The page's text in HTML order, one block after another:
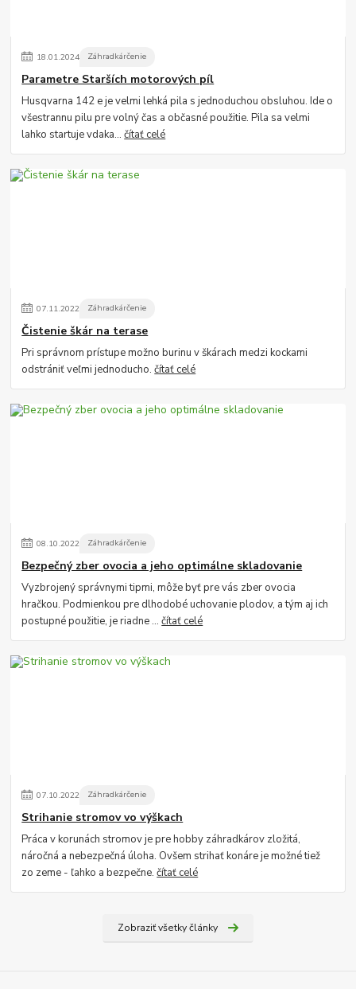
18.01.2024 Záhradkárčenie
Parametre Starších motorových píl
Husqvarna 142 e je velmi lehká pila s jednoduchou obsluhou. Ide o
všestrannu pilu pre volný čas a občasné použitie. Pila sa velmi
lahko startuje vdaka...čítať celé
07.11.2022 Záhradkárčenie
Čistenie škár na terase
Pri správnom prístupe možno burinu v škárach medzi kockami
odstrániť veľmi jednoducho.čítať celé
08.10.2022 Záhradkárčenie
Bezpečný zber ovocia a jeho optimálne skladovanie
Vyzbrojený správnymi tipmi, môže byť pre vás zber ovocia
hračkou. Podmienkou pre dlhodobé uchovanie plodov, a tým aj ich
postupné použitie, je riadne ...čítať celé
07.10.2022 Záhradkárčenie
Strihanie stromov vo výškach
Práca v korunách stromov je pre hobby záhradkárov zložitá,
náročná a nebezpečná úloha. Ovšem strihať konáre je možné tiež
zo zeme - ľahko a bezpečne.čítať celé
Zobraziť všetky články